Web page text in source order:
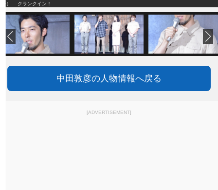
吾） クランクイン！
中田敦彦の人物情報へ戻る
[ADVERTISEMENT]